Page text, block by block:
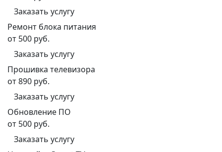
Заказать услугу
Ремонт блока питания
от 500 руб.
Заказать услугу
Прошивка телевизора
от 890 руб.
Заказать услугу
Обновление ПО
от 500 руб.
Заказать услугу